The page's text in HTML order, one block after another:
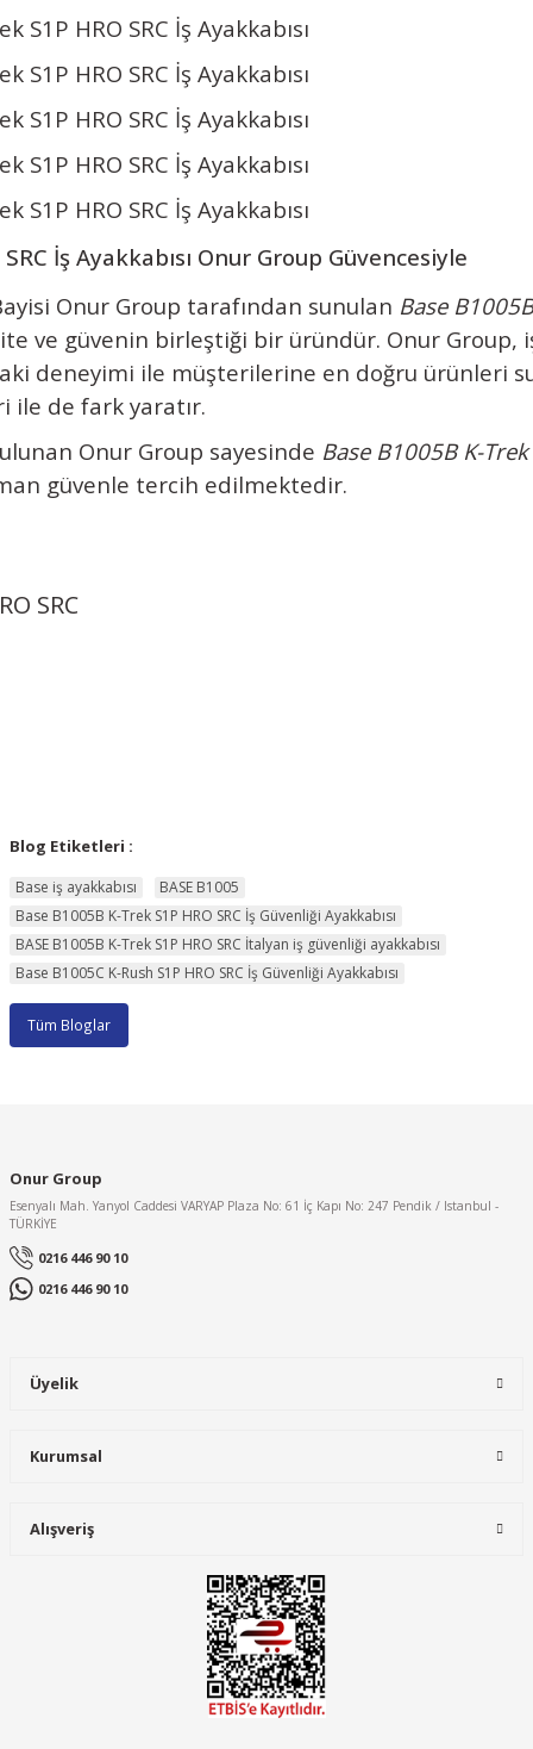
HRO SRC İş Ayakkabısı
HRO SRC İş Ayakkabısı
HRO SRC İş Ayakkabısı
HRO SRC İş Ayakkabısı
HRO SRC İş Ayakkabısı
İş Ayakkabısı Onur Group Güvencesiyle
Onur Group tarafından sunulan Base
ve güvenin birleştiği bir üründür. Onur Group,
deneyimi ile müşterilerine en doğru ürünleri
ile de fark yaratır.
Onur Group sayesinde Base B1005B K-Trek
güvenle tercih edilmektedir.
Blog Etiketleri :
Base iş ayakkabısı
BASE B1005
Base B1005B K-Trek S1P HRO SRC İş Güvenliği Ayakkabısı
BASE B1005B K-Trek S1P HRO SRC İtalyan iş güvenliği ayakkabısı
Base B1005C K-Rush S1P HRO SRC İş Güvenliği Ayakkabısı
Tüm Bloglar
Onur Group
Esenyalı Mah. Yanyol Caddesi VARYAP Plaza No: 61 İç Kapı No: 247 Pendik / Istanbul -
TÜRKİYE
0216 446 90 10
0216 446 90 10
Üyelik
Kurumsal
Alışveriş